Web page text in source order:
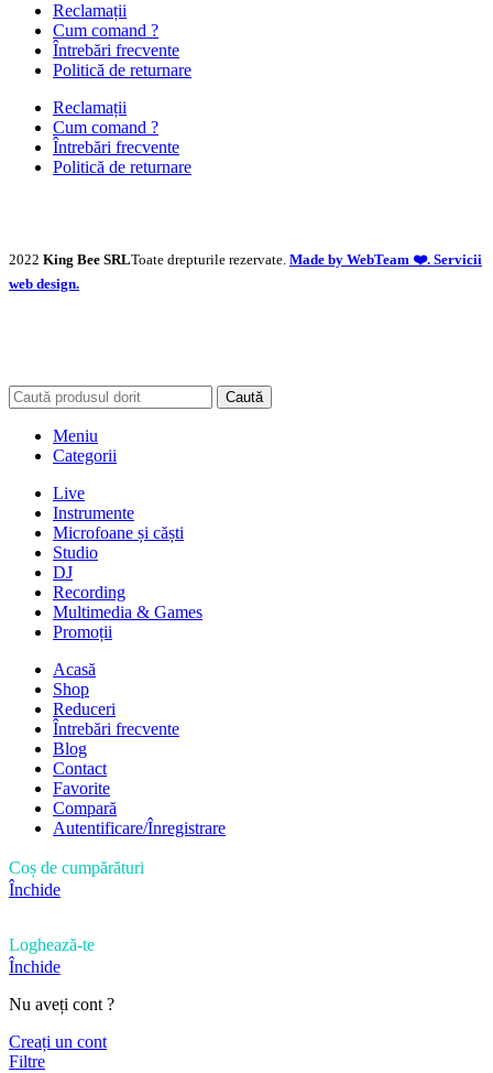
Reclamații
Cum comand ?
Întrebări frecvente
Politică de returnare
Reclamații
Cum comand ?
Întrebări frecvente
Politică de returnare
2022 King Bee SRLToate drepturile rezervate. Made by WebTeam ❤️. Servicii
web design.
Caută
Meniu
Categorii
Live
Instrumente
Microfoane și căști
Studio
DJ
Recording
Multimedia & Games
Promoții
Acasă
Shop
Reduceri
Întrebări frecvente
Blog
Contact
Favorite
Compară
Autentificare/Înregistrare
Coș de cumpărături
Închide
Loghează-te
Închide
Nu aveți cont ?
Creați un cont
Filtre